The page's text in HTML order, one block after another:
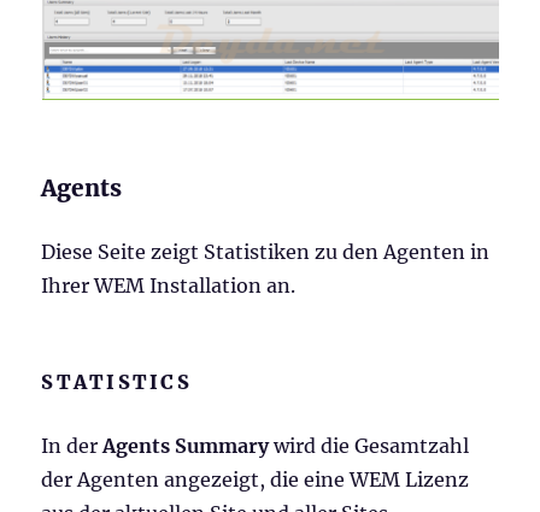
Agents
Diese Seite zeigt Statistiken zu den Agenten in
Ihrer WEM Installation an.
STATISTICS
In derAgents Summarywird die Gesamtzahl
der Agenten angezeigt, die eine WEM Lizenz